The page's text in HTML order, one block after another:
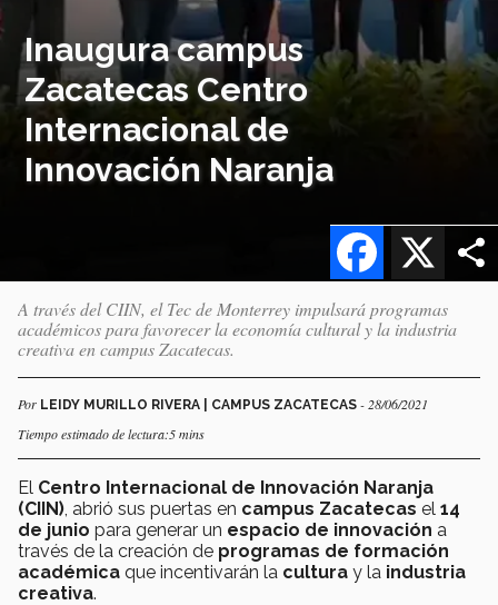
Inaugura campus
Zacatecas Centro
Internacional de
Innovación Naranja
X
Facebook
A través del CIIN, el Tec de Monterrey impulsará programas
académicos para favorecer la economía cultural y la industria
creativa en campus Zacatecas.
Por LEIDY MURILLO RIVERA | CAMPUS ZACATECAS - 28/06/2021
Tiempo estimado de lectura:5 mins
El Centro Internacional de Innovación Naranja
(CIIN) , abrió sus puertas en campus Zacatecas el 14
de junio para generar un espacio de innovación a
través de la creación de programas de formación
académica que incentivarán la cultura y la industria
creativa.